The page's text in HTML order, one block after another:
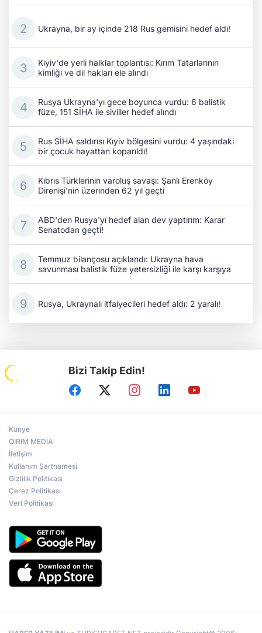
Ukrayna, bir ay içinde 218 Rus gemisini hedef aldı!
Kıyiv'de yerli halklar toplantısı: Kırım Tatarlarının
kimliği ve dil hakları ele alındı
Rusya Ukrayna'yı gece boyunca vurdu: 6 balistik
füze, 151 SİHA ile siviller hedef alındı
Rus SİHA saldırısı Kıyiv bölgesini vurdu: 4 yaşındaki
bir çocuk hayattan koparıldı!
Kıbrıs Türklerinin varoluş savaşı: Şanlı Erenköy
Direnişi'nin üzerinden 62 yıl geçti
ABD'den Rusya'yı hedef alan dev yaptırım: Karar
Senatodan geçti!
Temmuz bilançosu açıklandı: Ukrayna hava
savunması balistik füze yetersizliği ile karşı karşıya
Rusya, Ukraynalı itfaiyecileri hedef aldı: 2 yaralı!
Bizi Takip Edin!
Künye
QIRIM MEDİA
İletişim
Kullanım Şartnamesi
Gizlilik Politikası
Çerez Politikası
Veri Politikası